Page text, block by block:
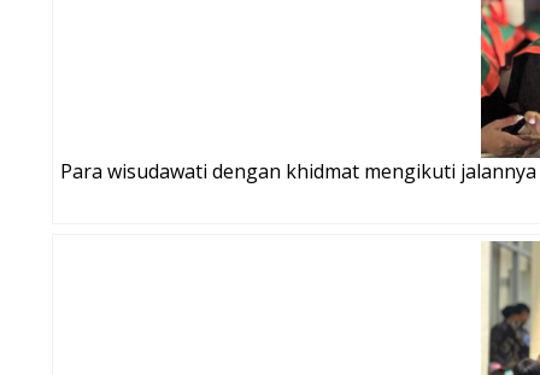
Para wisudawati dengan khidmat mengikuti